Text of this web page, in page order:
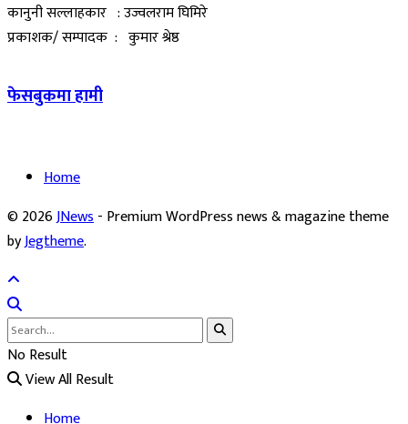
कानुनी सल्लाहकार : उज्वलराम घिमिरे
प्रकाशक/ सम्पादक : कुमार श्रेष्ठ
फेसबुकमा हामी
Home
© 2026JNews- Premium WordPress news & magazine theme
byJegtheme.
No Result
View All Result